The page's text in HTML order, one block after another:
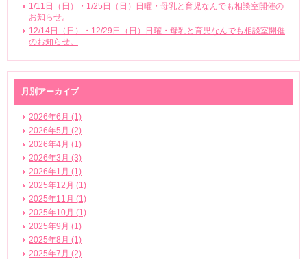
1/11日（日）・1/25日（日）日曜・母乳と育児なんでも相談室開催の
お知らせ。
12/14日（日）・12/29日（日）日曜・母乳と育児なんでも相談室開催
のお知らせ。
月別アーカイブ
2026年6月 (1)
2026年5月 (2)
2026年4月 (1)
2026年3月 (3)
2026年1月 (1)
2025年12月 (1)
2025年11月 (1)
2025年10月 (1)
2025年9月 (1)
2025年8月 (1)
2025年7月 (2)